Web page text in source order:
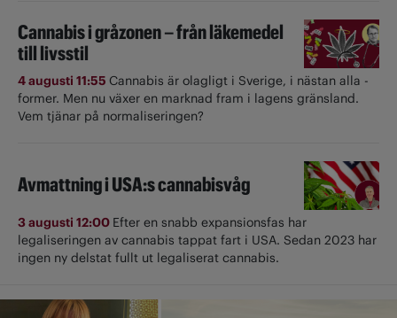
Cannabis i gråzonen – från läkemedel
till livsstil
4 augusti 11:55 Cannabis är olagligt i ­Sverige, i nästan alla ­
former. Men nu växer en marknad fram i lagens gränsland.
Vem tjänar på normaliseringen?
Avmattning i USA:s cannabisvåg
3 augusti 12:00 Efter en snabb expansionsfas har
legaliseringen av cannabis tappat fart i USA. Sedan 2023 har
ingen ny delstat fullt ut ­legaliserat cannabis.